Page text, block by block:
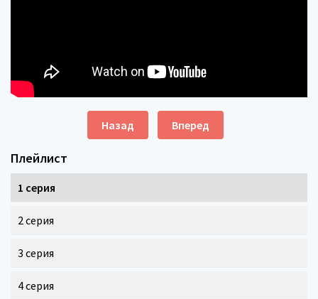
Назад Вперед
Плейлист
1 серия
2 серия
3 серия
4 серия